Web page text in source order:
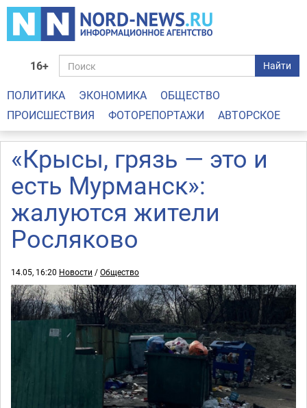
16+ Найти
ПОЛИТИКА ЭКОНОМИКА
ОБЩЕСТВО
ПРОИСШЕСТВИЯ
ФОТОРЕПОРТАЖИ АВТОРСКОЕ
«Крысы, грязь — это и
есть Мурманск»:
жалуются жители
Росляково
14.05, 16:20 Новости /Общество